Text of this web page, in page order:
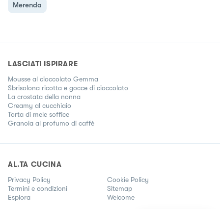
Merenda
LASCIATI ISPIRARE
Mousse al cioccolato Gemma
Sbrisolona ricotta e gocce di cioccolato
La crostata della nonna
Creamy al cucchiaio
Torta di mele soffice
Granola al profumo di caffè
AL.TA CUCINA
Privacy Policy
Cookie Policy
Termini e condizioni
Sitemap
Esplora
Welcome